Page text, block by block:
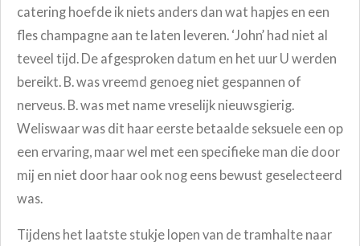
catering hoefde ik niets anders dan wat hapjes en een
fles champagne aan te laten leveren. ‘John’ had niet al
teveel tijd. De afgesproken datum en het uur U werden
bereikt. B. was vreemd genoeg niet gespannen of
nerveus. B. was met name vreselijk nieuwsgierig.
Weliswaar was dit haar eerste betaalde seksuele een op
een ervaring, maar wel met een specifieke man die door
mij en niet door haar ook nog eens bewust geselecteerd
was.
Tijdens het laatste stukje lopen van de tramhalte naar